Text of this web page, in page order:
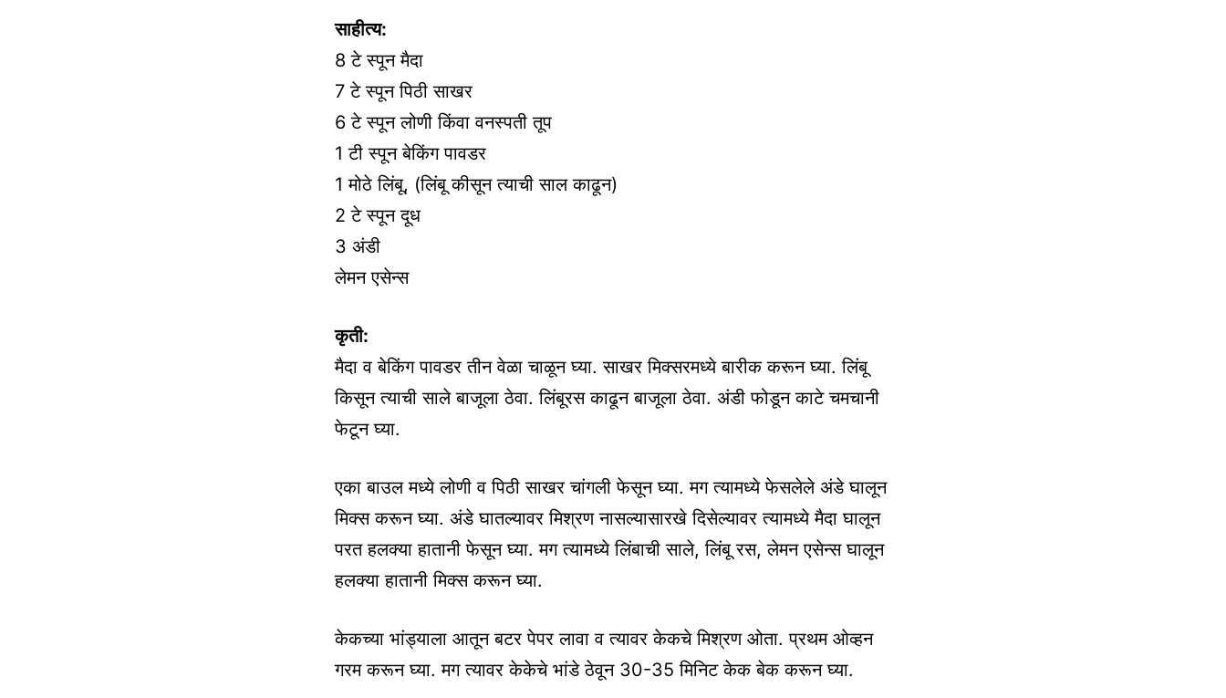
साहीत्य:
8 टे स्पून मैदा
7 टे स्पून पिठी साखर
6 टे स्पून लोणी किंवा वनस्पती तूप
1 टी स्पून बेकिंग पावडर
1 मोठे लिंबू, (लिंबू कीसून त्याची साल काढून)
2 टे स्पून दूध
3 अंडी
लेमन एसेन्स
कृती:
मैदा व बेकिंग पावडर तीन वेळा चाळून घ्या. साखर मिक्सरमध्ये बारीक करून घ्या. लिंबू
किसून त्याची साले बाजूला ठेवा. लिंबूरस काढून बाजूला ठेवा. अंडी फोडून काटे चमचानी
फेटून घ्या.
एका बाउल मध्ये लोणी व पिठी साखर चांगली फेसून घ्या. मग त्यामध्ये फेसलेले अंडे घालून
मिक्स करून घ्या. अंडे घातल्यावर मिश्रण नासल्यासारखे दिसेल्यावर त्यामध्ये मैदा घालून
परत हलक्या हातानी फेसून घ्या. मग त्यामध्ये लिंबाची साले, लिंबू रस, लेमन एसेन्स घालून
हलक्या हातानी मिक्स करून घ्या.
केकच्या भांड्याला आतून बटर पेपर लावा व त्यावर केकचे मिश्रण ओता. प्रथम ओव्हन
गरम करून घ्या. मग त्यावर केकेचे भांडे ठेवून 30-35 मिनिट केक बेक करून घ्या.